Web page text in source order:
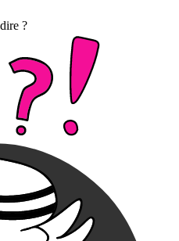
?